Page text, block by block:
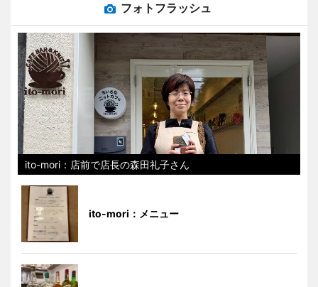
フォトフラッシュ
ito-mori：店前で店長の森田礼子さん
ito-mori：メニュー